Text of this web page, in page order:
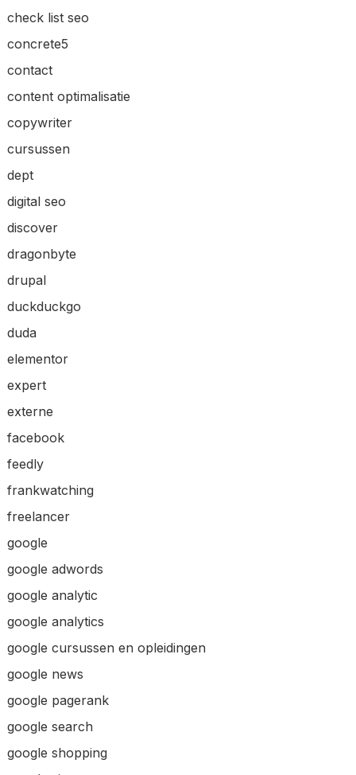
check list seo
concrete5
contact
content optimalisatie
copywriter
cursussen
dept
digital seo
discover
dragonbyte
drupal
duckduckgo
duda
elementor
expert
externe
facebook
feedly
frankwatching
freelancer
google
google adwords
google analytic
google analytics
google cursussen en opleidingen
google news
google pagerank
google search
google shopping